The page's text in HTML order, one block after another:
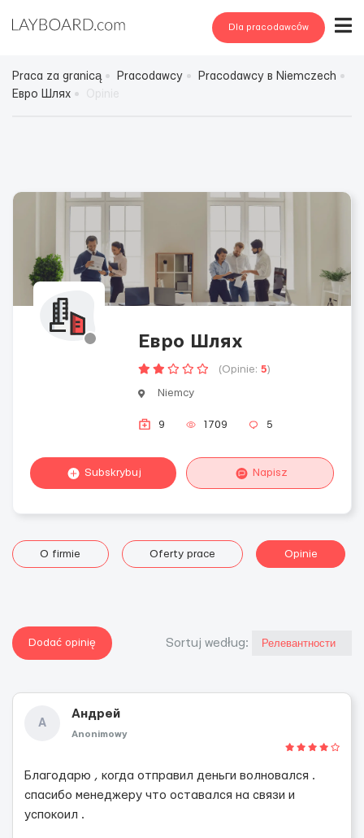
Dla pracodawców
Praca za granicą Pracodawcy
Pracodawcy в Niemczech
Евро Шлях
Евро Шлях
(Opinie: 5)
Niemcy
9 1709 5
Subskrybuj Napisz
O firmie Oferty prace Opinie
Dodać opinię Sortuj według:
А
Андрей
Anonimowy
Благодарю , когда отправил деньги волновался .
спасибо менеджеру что оставался на связи и
успокоил .